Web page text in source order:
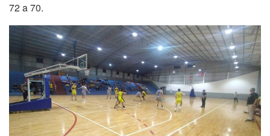
72 a 70.